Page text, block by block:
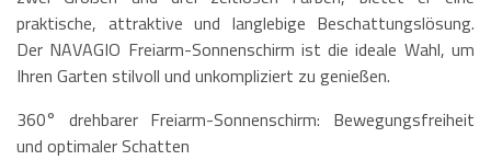
praktische, attraktive und langlebige Beschattungslösung.
Der NAVAGIO Freiarm-Sonnenschirm ist die ideale Wahl, um
Ihren Garten stilvoll und unkompliziert zu genießen.
360° drehbarer Freiarm-Sonnenschirm: Bewegungsfreiheit
und optimaler Schatten